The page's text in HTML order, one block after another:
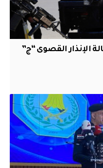
الإنذار القصوى “ج”